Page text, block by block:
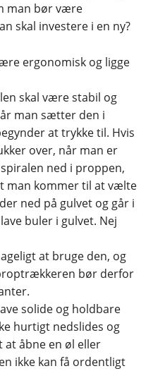
man bør være
skal investere i en ny?
ergonomisk og ligge
skal være stabil og
man sætter den i
at trykke til. Hvis
over, når man er
ned i proppen,
man kommer til at vælte
ned på gulvet og går i
buler i gulvet. Nej
at bruge den, og
bør derfor
solide og holdbare
hurtigt nedslides og
åbne en øl eller
ikke kan få ordentligt